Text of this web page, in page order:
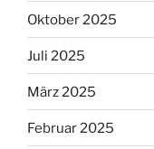
Oktober 2025
Juli 2025
März 2025
Februar 2025